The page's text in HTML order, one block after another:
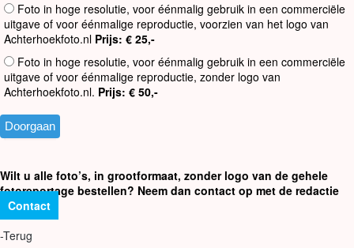
Foto in hoge resolutie, voor éénmalig gebruik in een commerciële
uitgave of voor éénmalige reproductie, voorzien van het logo van
Achterhoekfoto.nl Prijs: € 25,-
Foto in hoge resolutie, voor éénmalig gebruik in een commerciële
uitgave of voor éénmalige reproductie, zonder logo van
Achterhoekfoto.nl. Prijs: € 50,-
Wilt u alle foto’s, in grootformaat, zonder logo van de gehele
fotoreportage bestellen? Neem dan contact op met de redactie
Contact
-Terug